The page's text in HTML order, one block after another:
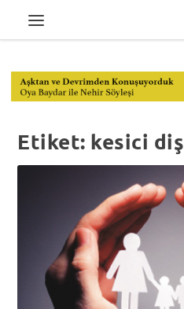
Etiket: kesici diş